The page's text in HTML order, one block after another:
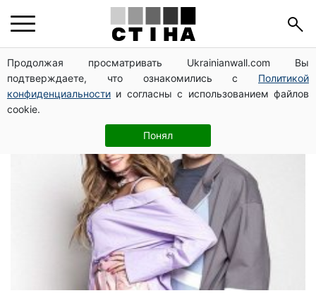
Продолжая просматривать Ukrainianwall.com Вы
подтверждаете, что ознакомились с Политикой
конфиденциальности и согласны с использованием файлов
cookie.
Понял
Время и Стекло